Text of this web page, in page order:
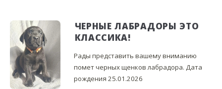
ЧЕРНЫЕ ЛАБРАДОРЫ ЭТО
КЛАССИКА!
Рады представить вашему вниманию
помет черных щенков лабрадора. Дата
рождения 25.01.2026